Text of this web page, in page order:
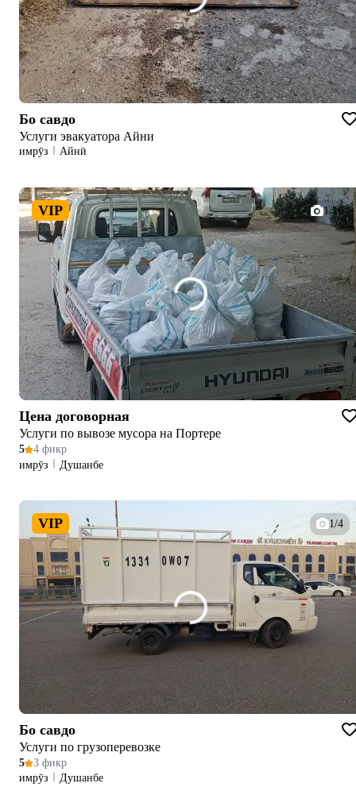
Бо савдо
Услуги эвакуатора Айни
имрӯз Айнӣ
VIP 1/16
Цена договорная
Услуги по вывозе мусора на Портере
5
4 фикр
имрӯз
Душанбе
VIP 1/4
Бо савдо
Услуги по грузоперевозке
5
3 фикр
имрӯз
Душанбе